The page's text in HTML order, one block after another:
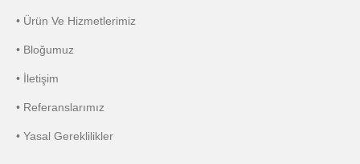
• Ürün Ve Hizmetlerimiz
• Bloğumuz
• İletişim
• Referanslarımız
• Yasal Gereklilikler